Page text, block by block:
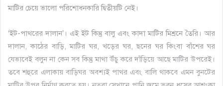
মাটির চেয়ে ভালো পরিশোধনকারি দ্বিতীয়টি নেই।
‘ইট-পাথরের দালান’। এই ইট কিন্তু বালু এবং কাদা মাটির মিশ্রনে তৈরি। আর
দালান, কাঠের বাড়ি, মাটির ঘর, খড়ের ঘর, ছনের ঘর কিংবা বাঁশের ঘর
যেভাবেই বলুন না কেন সব কিন্তু মাথা উঁচু করে দাঁড়িয়ে আছে মাটির উপরেই।
তবে শহুরে এলাকায় বাড়িঘর অবশ্যই পাথর এবং বালি থাকবে এমন বুনটের